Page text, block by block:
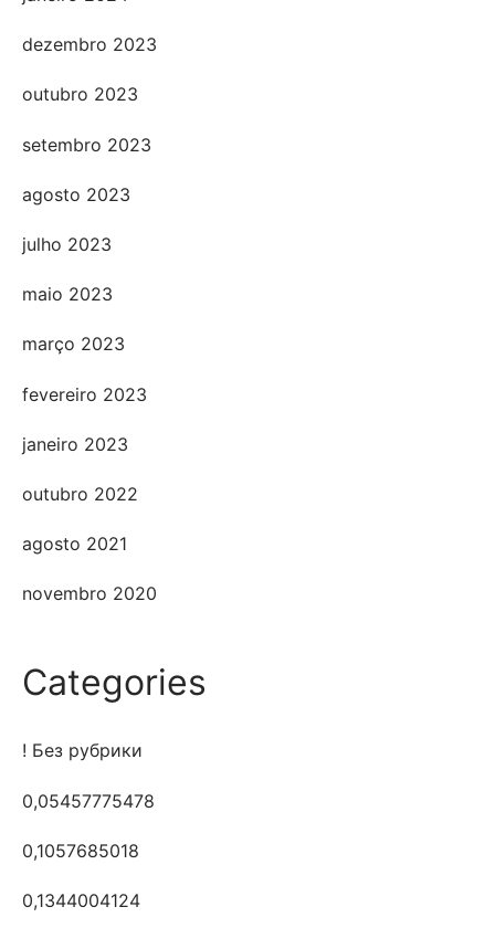
dezembro 2023
outubro 2023
setembro 2023
agosto 2023
julho 2023
maio 2023
março 2023
fevereiro 2023
janeiro 2023
outubro 2022
agosto 2021
novembro 2020
Categories
! Без рубрики
0,05457775478
0,1057685018
0,1344004124